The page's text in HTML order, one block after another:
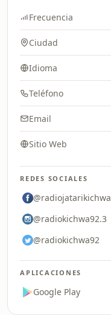
Frecuencia
Ciudad
Idioma
Teléfono
Email
Sitio Web
REDES SOCIALES
@radiojatarikichwa
@radiokichwa92.3
@radiokichwa92
APLICACIONES
Google Play